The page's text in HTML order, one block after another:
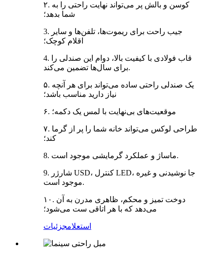
۲. کوسن و بالش پر می‌تواند نهایت راحتی را به
شما بدهد؛
3. جیب راحت برای ریموت‌ها، تلفن‌ها و سایر
اقلام کوچک؛
4. قاب فولادی با کیفیت بالا، دوام این صندلی را
برای سال‌ها تضمین می‌کند.
۵. یک صندلی راحتی ساده می‌تواند برای هر آنچه
نیاز دارید مناسب باشد؛
۶. موقعیت‌های بی‌نهایت با لمس یک دکمه؛
۷. طراحی لوکس می‌تواند خانه شما را پر از گرما
کند؛
8. ماساژ و عملکرد گرمایشی موجود است.
9. شارژر USD، کنترل LED، جا نوشیدنی و غیره
موجود است.
۱۰. دوخت تمیز و محکم، ظاهری مدرن به آن
می‌دهد که با هر اتاقی ست می‌شود؛
استعلامجزئیات